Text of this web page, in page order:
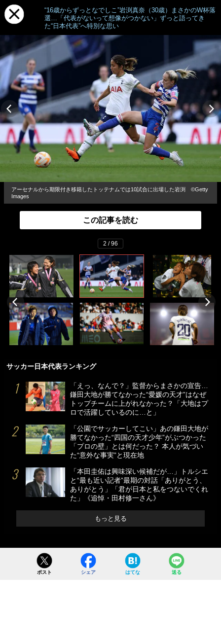
“16歳からずっとなでしこ”岩渕真奈（30歳）まさかのW杯落
選…「代表がないって想像がつかない」ずっと語ってき
た“日本代表”へ特別な思い
アーセナルから期限付き移籍したトッテナムでは10試合に出場した岩渕 ©︎Getty
Images
この記事を読む
2 / 96
サッカー日本代表ランキング
「えっ、なんで？」監督からまさかの宣告…
鎌田大地が勝てなかった“愛媛の天才”はなぜ
トップチームに上がれなかった？「大地はプ
ロで活躍しているのに…と」
「公園でサッカーしてこい」あの鎌田大地が
勝てなかった“四国の天才少年”がぶつかった
「プロの壁」とは何だった？ 本人が気づい
た“意外な事実”と現在地
「本田圭佑は興味深い候補だが…」トルシエ
と“最も近い記者”最期の対話「ありがとう、
ありがとう」「君が日本と私をつないでくれ
た」《追悼・田村修一さん》
もっと見る
ポスト シェア はてな 送る